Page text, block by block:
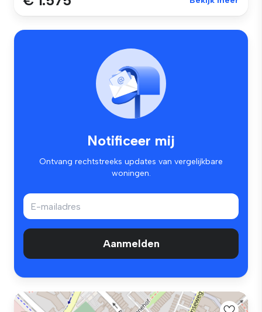
Notificeer mij
Ontvang rechtstreeks updates van vergelijkbare
woningen.
Aanmelden